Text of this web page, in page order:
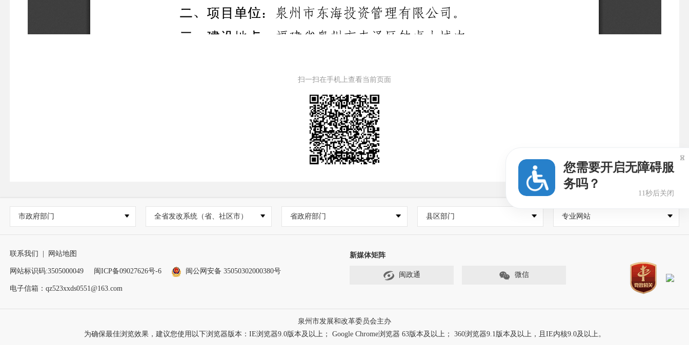
扫一扫在手机上查看当前页面
市政府部门 全省发改系统（省、社区市） 省政府部门 县区部门 专业网站
联系我们 网站地图
网站标识码:3505000049 闽ICP备09027626号-6 闽公网安备 35050302000380号
电子信箱：qz523xxds0551@163.com
新媒体矩阵
闽政通 微信
泉州市发展和改革委员会主办
为确保最佳浏览效果，建议您使用以下浏览器版本：IE浏览器9.0版本及以上； Google Chrome浏览器 63版本及以上； 360浏览器9.1版本及以上，且IE内核9.0及以上。
您需要开启无障碍服
务吗？
10秒后关闭
